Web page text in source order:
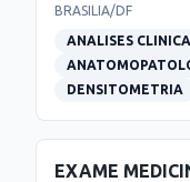
BRASILIA/DF
ANALISES
DENSITOMETRIA
EXAME